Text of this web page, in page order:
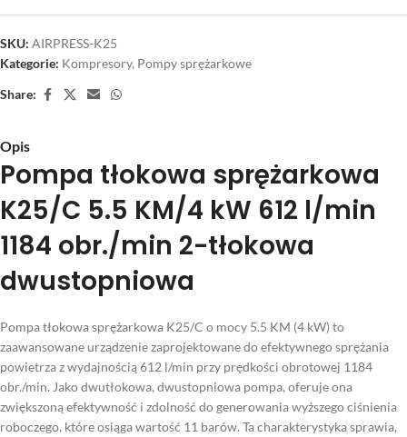
SKU: AIRPRESS-K25
Kategorie: Kompresory, Pompy sprężarkowe
Share:
Opis
Pompa tłokowa sprężarkowa
K25/C 5.5 KM/4 kW 612 l/min
1184 obr./min 2-tłokowa
dwustopniowa
Pompa tłokowa sprężarkowa K25/C o mocy 5.5 KM (4 kW) to
zaawansowane urządzenie zaprojektowane do efektywnego sprężania
powietrza z wydajnością 612 l/min przy prędkości obrotowej 1184
obr./min. Jako dwutłokowa, dwustopniowa pompa, oferuje ona
zwiększoną efektywność i zdolność do generowania wyższego ciśnienia
roboczego, które osiąga wartość 11 barów. Ta charakterystyka sprawia,